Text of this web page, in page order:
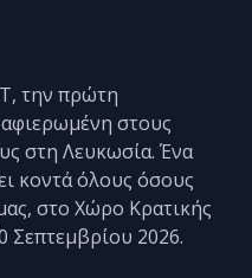
την πρώτη
στους
στη Λευκωσία. Ένα
κοντά όλους όσους
στο Χώρο Κρατικής
Σεπτεμβρίου 2026.